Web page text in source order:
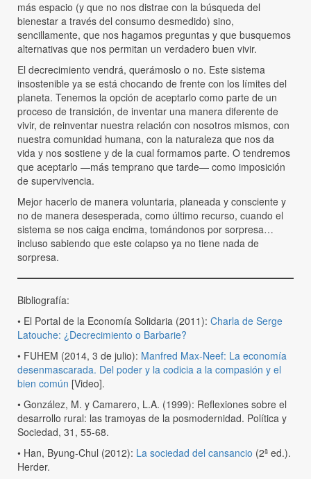
más espacio (y que no nos distrae con la búsqueda del
bienestar a través del consumo desmedido) sino,
sencillamente, que nos hagamos preguntas y que busquemos
alternativas que nos permitan un verdadero buen vivir.
El decrecimiento vendrá, querámoslo o no. Este sistema
insostenible ya se está chocando de frente con los límites del
planeta. Tenemos la opción de aceptarlo como parte de un
proceso de transición, de inventar una manera diferente de
vivir, de reinventar nuestra relación con nosotros mismos, con
nuestra comunidad humana, con la naturaleza que nos da
vida y nos sostiene y de la cual formamos parte. O tendremos
que aceptarlo —más temprano que tarde— como imposición
de supervivencia.
Mejor hacerlo de manera voluntaria, planeada y consciente y
no de manera desesperada, como último recurso, cuando el
sistema se nos caiga encima, tomándonos por sorpresa…
incluso sabiendo que este colapso ya no tiene nada de
sorpresa.
Bibliografía:
• El Portal de la Economía Solidaria (2011): Charla de Serge
Latouche: ¿Decrecimiento o Barbarie?
• FUHEM (2014, 3 de julio): Manfred Max-Neef: La economía
desenmascarada. Del poder y la codicia a la compasión y el
bien común [Video].
• González, M. y Camarero, L.A. (1999): Reflexiones sobre el
desarrollo rural: las tramoyas de la posmodernidad. Política y
Sociedad, 31, 55-68.
• Han, Byung-Chul (2012): La sociedad del cansancio (2ª ed.).
Herder.